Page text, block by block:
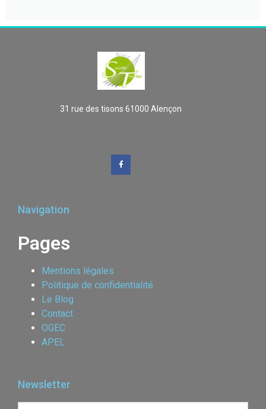
31 rue des tisons 61000 Alençon
Navigation
Pages
Mentions légales
Politique de confidentialité
Le Blog
Contact
OGEC
APEL
Newsletter